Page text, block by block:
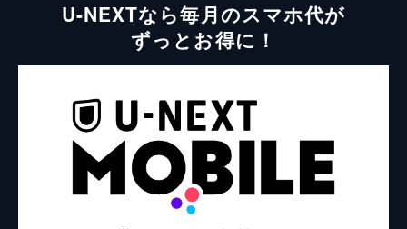
U-NEXTなら毎月のスマホ代が
ずっとお得に！